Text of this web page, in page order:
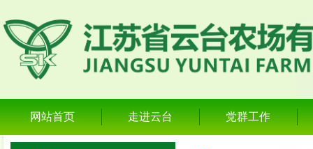
网站首页 走进云台 党群工作